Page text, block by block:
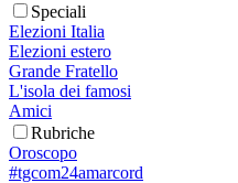
Speciali
Elezioni Italia
Elezioni estero
Grande Fratello
L'isola dei famosi
Amici
Rubriche
Oroscopo
#tgcom24amarcord